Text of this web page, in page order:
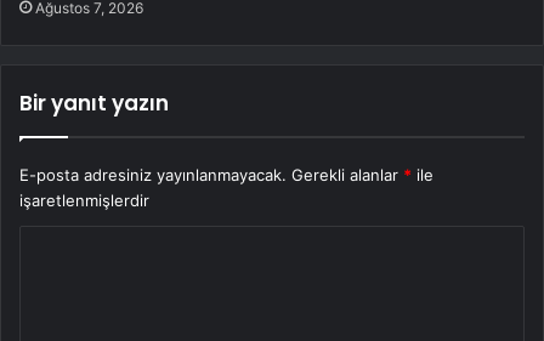
Ağustos 7, 2026
Bir yanıt yazın
E-posta adresiniz yayınlanmayacak. Gerekli alanlar * ile
işaretlenmişlerdir